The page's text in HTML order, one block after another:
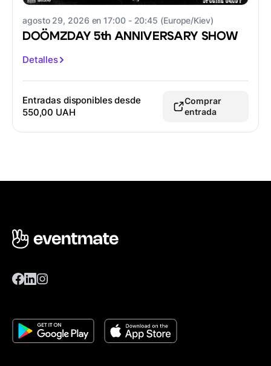
agosto 29, 2026 en 17:00 - 20:45 (Europe/Kiev)
DOÖMZDAY 5th ANNIVERSARY SHOW
Detalles
Entradas disponibles desde
550,00 UAH
Comprar
entrada